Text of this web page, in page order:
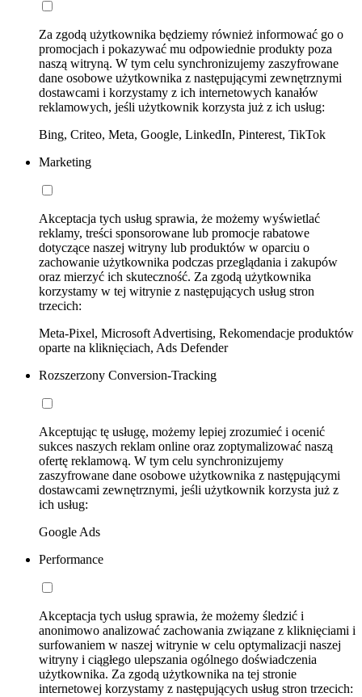
Za zgodą użytkownika będziemy również informować go o
promocjach i pokazywać mu odpowiednie produkty poza
naszą witryną. W tym celu synchronizujemy zaszyfrowane
dane osobowe użytkownika z następującymi zewnętrznymi
dostawcami i korzystamy z ich internetowych kanałów
reklamowych, jeśli użytkownik korzysta już z ich usług:
Bing, Criteo, Meta, Google, LinkedIn, Pinterest, TikTok
Marketing
Akceptacja tych usług sprawia, że możemy wyświetlać
reklamy, treści sponsorowane lub promocje rabatowe
dotyczące naszej witryny lub produktów w oparciu o
zachowanie użytkownika podczas przeglądania i zakupów
oraz mierzyć ich skuteczność. Za zgodą użytkownika
korzystamy w tej witrynie z następujących usług stron
trzecich:
Meta-Pixel, Microsoft Advertising, Rekomendacje produktów
oparte na kliknięciach, Ads Defender
Rozszerzony Conversion-Tracking
Akceptując tę usługę, możemy lepiej zrozumieć i ocenić
sukces naszych reklam online oraz zoptymalizować naszą
ofertę reklamową. W tym celu synchronizujemy
zaszyfrowane dane osobowe użytkownika z następującymi
dostawcami zewnętrznymi, jeśli użytkownik korzysta już z
ich usług:
Google Ads
Performance
Akceptacja tych usług sprawia, że możemy śledzić i
anonimowo analizować zachowania związane z kliknięciami i
surfowaniem w naszej witrynie w celu optymalizacji naszej
witryny i ciągłego ulepszania ogólnego doświadczenia
użytkownika. Za zgodą użytkownika na tej stronie
internetowej korzystamy z następujących usług stron trzecich: